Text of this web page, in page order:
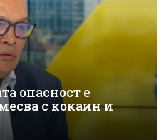
опасност е
с кокаин и